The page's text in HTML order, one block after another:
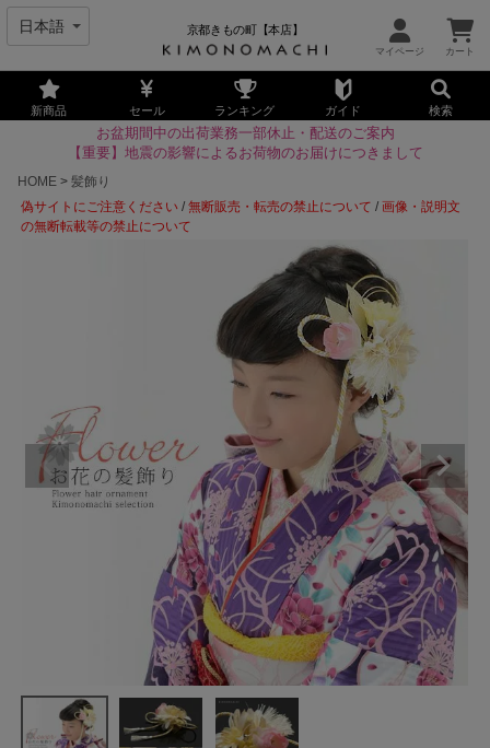
京都きもの町【本店】
新商品 セール ランキング ガイド 検索
お盆期間中の出荷業務一部休止・配送のご案内
【重要】地震の影響によるお荷物のお届けにつきまして
HOME
髪飾り
偽サイトにご注意ください /無断販売・転売の禁止について /画像・説明文
の無断転載等の禁止について